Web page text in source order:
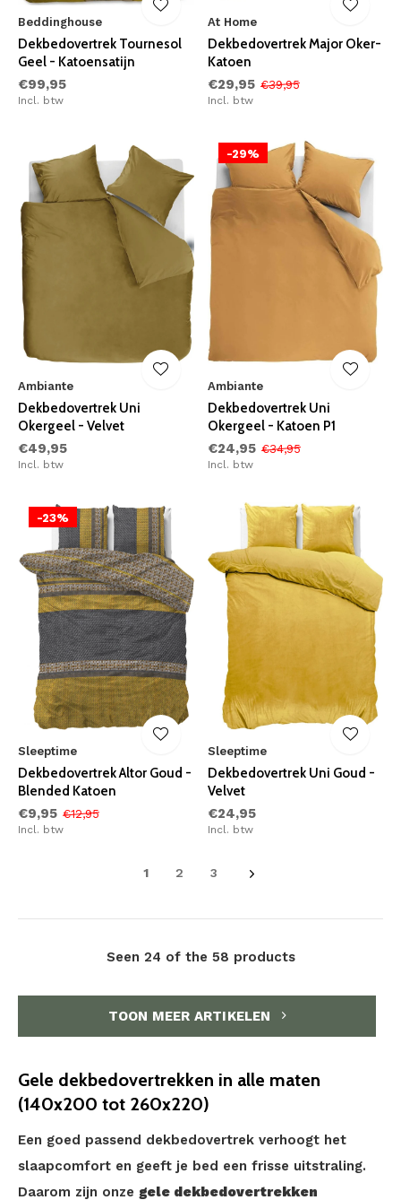
Beddinghouse
Dekbedovertrek Tournesol
Geel - Katoensatijn
€99,95
Incl. btw
At Home
Dekbedovertrek Major Oker-
Katoen
€29,95 €39,95
Incl. btw
Ambiante
Dekbedovertrek Uni
Okergeel - Velvet
€49,95
Incl. btw
-29%
Ambiante
Dekbedovertrek Uni
Okergeel - Katoen P1
€24,95 €34,95
Incl. btw
-23%
Sleeptime
Dekbedovertrek Altor Goud -
Blended Katoen
€9,95 €12,95
Incl. btw
Sleeptime
Dekbedovertrek Uni Goud -
Velvet
€24,95
Incl. btw
1 2 3
Seen 24 of the 58 products
TOON MEER ARTIKELEN
Gele dekbedovertrekken in alle maten
(140x200 tot 260x220)
Een goed passend dekbedovertrek verhoogt het
slaapcomfort en geeft je bed een frisse uitstraling.
Daarom zijn onze gele dekbedovertrekken